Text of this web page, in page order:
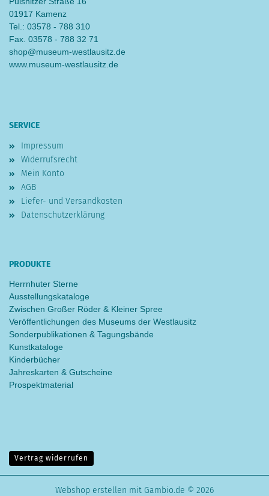
01917 Kamenz
Tel.: 03578 - 788 310
Fax. 03578 - 788 32 71
shop@museum-westlausitz.de
www.museum-westlausitz.de
SERVICE
Impressum
Widerrufsrecht
Mein Konto
AGB
Liefer- und Versandkosten
Datenschutzerklärung
PRODUKTE
Herrnhuter Sterne
Ausstellungskataloge
Zwischen Großer Röder & Kleiner Spree
Veröffentlichungen des Museums der Westlausitz
Sonderpublikationen & Tagungsbände
Kunstkataloge
Kinderbücher
Jahreskarten & Gutscheine
Prospektmaterial
Vertrag widerrufen
Webshop erstellen mit Gambio.de © 2026